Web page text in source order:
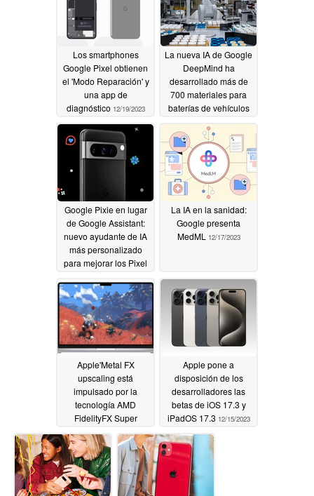
Los smartphones
Google Pixel obtienen
el 'Modo Reparación' y
una app de
diagnóstico 12/19/2023
La nueva IA de Google
DeepMind ha
desarrollado más de
700 materiales para
baterías de vehículos
eléctricos, células
solares, etc12/17/2023
Google Pixie en lugar
de Google Assistant:
nuevo ayudante de IA
más personalizado
para mejorar los Pixel
La IA en la sanidad:
Google presenta
MedML 12/17/2023
Apple'Metal FX
upscaling está
impulsado por la
tecnología AMD
FidelityFX Super
Resolution
12/16/2023
Apple pone a
disposición de los
desarrolladores las
betas de iOS 17.3 y
iPadOS 17.3 12/15/2023